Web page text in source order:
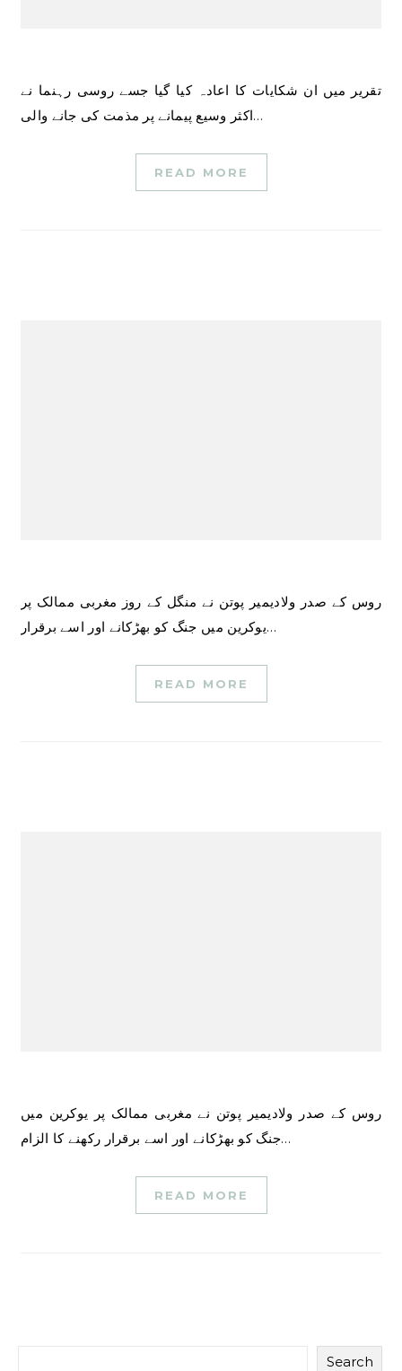
تقریر میں ان شکایات کا اعادہ کیا گیا جسے روسی رہنما نے
اکثر وسیع پیمانے پر مذمت کی جانے والی…
READ MORE
روس کے صدر ولادیمیر پوتن نے منگل کے روز مغربی ممالک پر
یوکرین میں جنگ کو بھڑکانے اور اسے برقرار…
READ MORE
روس کے صدر ولادیمیر پوتن نے مغربی ممالک پر یوکرین میں
جنگ کو بھڑکانے اور اسے برقرار رکھنے کا الزام…
READ MORE
Search